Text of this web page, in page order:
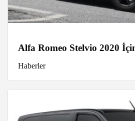
Alfa Romeo Stelvio 2020
Haberler